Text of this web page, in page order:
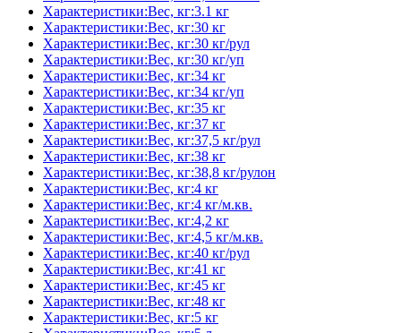
Характеристики:Вес, кг:3.1 кг
Характеристики:Вес, кг:30 кг
Характеристики:Вес, кг:30 кг/рул
Характеристики:Вес, кг:30 кг/уп
Характеристики:Вес, кг:34 кг
Характеристики:Вес, кг:34 кг/уп
Характеристики:Вес, кг:35 кг
Характеристики:Вес, кг:37 кг
Характеристики:Вес, кг:37,5 кг/рул
Характеристики:Вес, кг:38 кг
Характеристики:Вес, кг:38,8 кг/рулон
Характеристики:Вес, кг:4 кг
Характеристики:Вес, кг:4 кг/м.кв.
Характеристики:Вес, кг:4,2 кг
Характеристики:Вес, кг:4,5 кг/м.кв.
Характеристики:Вес, кг:40 кг/рул
Характеристики:Вес, кг:41 кг
Характеристики:Вес, кг:45 кг
Характеристики:Вес, кг:48 кг
Характеристики:Вес, кг:5 кг